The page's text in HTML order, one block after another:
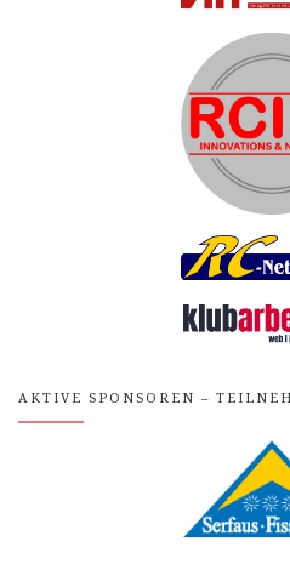
AKTIVE SPONSOREN –